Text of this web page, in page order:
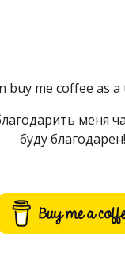
buy me coffee as
меня
буду благодарен!